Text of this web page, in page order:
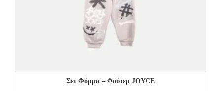
Σετ Φόρμα – Φούτερ JOYCE